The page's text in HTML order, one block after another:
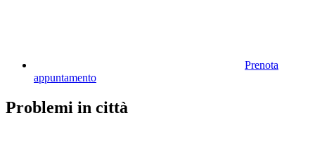
Prenota
appuntamento
Problemi in città